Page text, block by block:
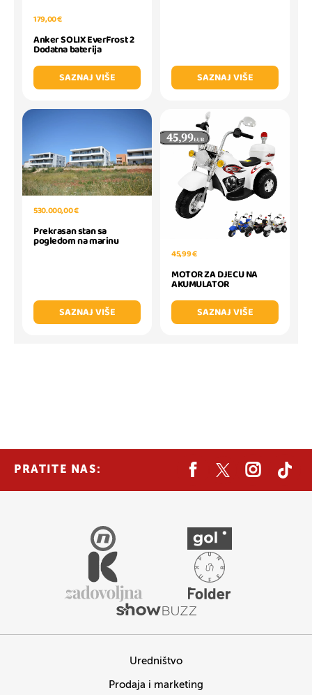
179,00 €
Anker SOLIX EverFrost 2
Dodatna baterija
SAZNAJ VIŠE
SAZNAJ VIŠE
530.000,00 €
Prekrasan stan sa
pogledom na marinu
SAZNAJ VIŠE
45,99 €
MOTOR ZA DJECU NA
AKUMULATOR
SAZNAJ VIŠE
PRATITE NAS:
Uredništvo
Prodaja i marketing